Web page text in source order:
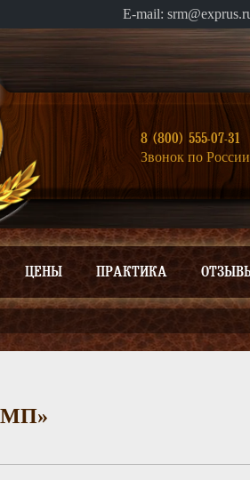
E-mail:
8 (800) 555-07-31
Звонок по России
ЦЕНЫ ПРАКТИКА